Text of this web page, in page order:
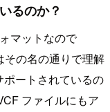
るのか？
マットなので
その名の通りで理解
ートされているの
ファイルにもア